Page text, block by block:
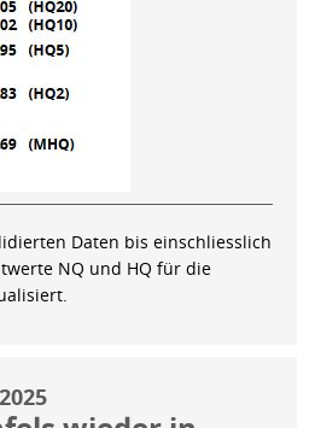
Daten bis einschliesslich
NQ und HQ für die